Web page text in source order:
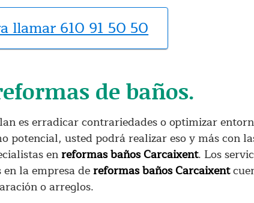
llamar 610 91 50 50
de baños.
es erradicar contrariedades o optimizar
potencial, usted podrá realizar eso y más con
enreformas baños Carcaixent. Los
la empresa dereformas baños Carcaixent
o arreglos.